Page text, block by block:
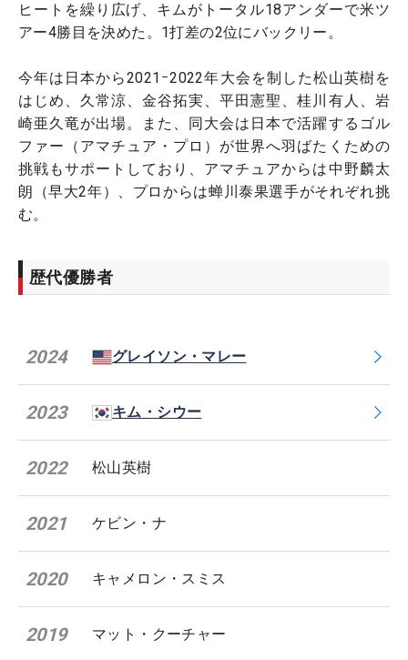
ヒートを繰り広げ、キムがトータル18アンダーで米ツ
アー4勝目を決めた。1打差の2位にバックリー。
今年は日本から2021ｰ2022年大会を制した松山英樹を
はじめ、久常涼、金谷拓実、平田憲聖、桂川有人、岩
崎亜久竜が出場。また、同大会は日本で活躍するゴル
ファー（アマチュア・プロ）が世界へ羽ばたくための
挑戦もサポートしており、アマチュアからは中野麟太
朗（早大2年）、プロからは蝉川泰果選手がそれぞれ挑
む。
歴代優勝者
2024 グレイソン・マレー
2023 キム・シウー
2022 松山英樹
2021 ケビン・ナ
2020 キャメロン・スミス
2019 マット・クーチャー